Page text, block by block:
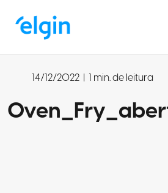
14/12/2022 | 1 min. de leitura